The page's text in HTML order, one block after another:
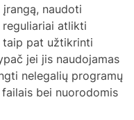
naudoti
atlikti
taip pat užtikrinti
jei jis naudojamas
nelegalių programų
bei nuorodomis